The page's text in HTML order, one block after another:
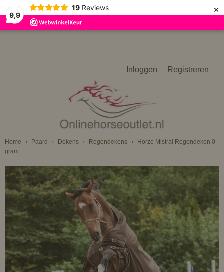
9,9
19 Reviews ×
Inloggen Registreren
Home › Paard › Dekens › Regendekens ›
Horze Mistral Regendeken 0
gram